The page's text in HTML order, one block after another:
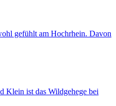
gefühlt am Hochrhein. Davon
Klein ist das Wildgehege bei